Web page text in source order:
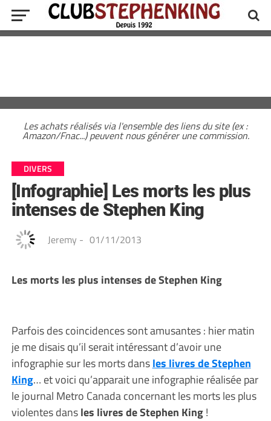
Les achats réalisés via l'ensemble des liens du site (ex :
Amazon/Fnac...) peuvent nous générer une commission.
DIVERS
[Infographie] Les morts les plus
intenses de Stephen King
Jeremy - 01/11/2013
Les morts les plus intenses de Stephen King
Parfois des coincidences sont amusantes : hier matin
je me disais qu’il serait intéressant d’avoir une
infographie sur les morts dansles livres de Stephen
King… et voici qu’apparait une infographie réalisée par
le journal Metro Canada concernant les morts les plus
violentes dansles livres de Stephen King!